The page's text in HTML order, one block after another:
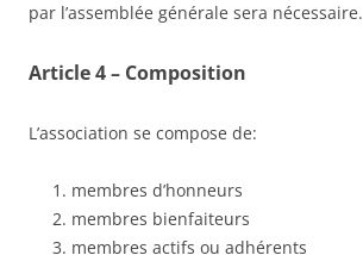
par l’assemblée générale sera nécessaire.
Article 4 – Composition
L’association se compose de:
membres d’honneurs
membres bienfaiteurs
membres actifs ou adhérents